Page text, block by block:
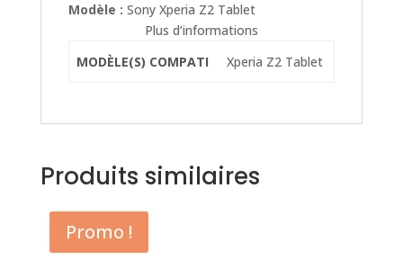
Modèle : Sony Xperia Z2 Tablet
Plus d’informations
MODÈLE(S) COMPATI
Xperia Z2 Tablet
Produits similaires
Promo !